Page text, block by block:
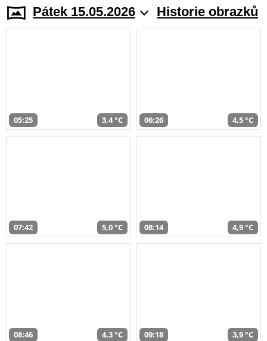
Pátek 15.05.2026 Historie obrazků
05:25 3,4 °C 06:26 4,5 °C
07:42 5,0 °C 08:14 4,9 °C
08:46 4,3 °C 09:18 3,9 °C